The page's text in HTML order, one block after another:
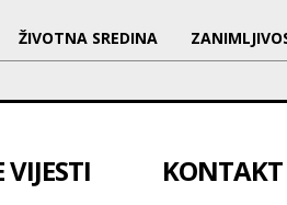
ŽIVOTNA SREDINA
KONTAKT